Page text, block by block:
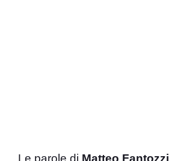
Le parole di Matteo Fantozzi